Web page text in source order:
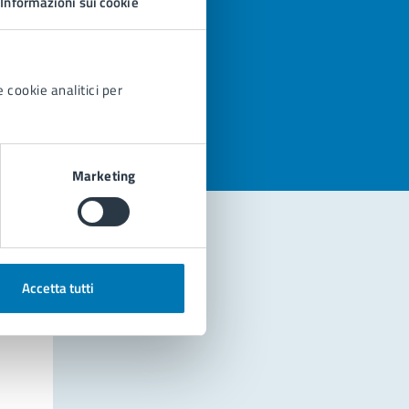
cookie analitici per
Marketing
Accetta tutti